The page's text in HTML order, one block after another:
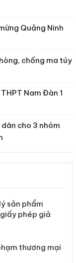
Quảng Ninh
chống ma túy
Nam Đàn 1
cho 3 nhóm
sản phẩm
phép giả
phạm thương